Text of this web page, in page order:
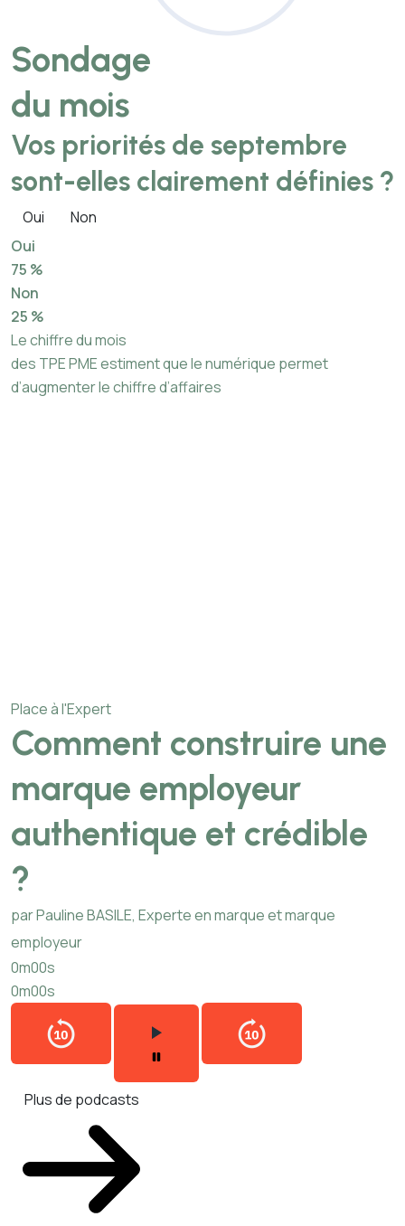
Sondage
du mois
Vos priorités de septembre
sont-elles clairement définies ?
Oui
Non
Oui
75 %
Non
25 %
Le chiffre du mois
des TPE PME estiment que le numérique permet
d’augmenter le chiffre d’affaires
Place à l'Expert
Comment construire une
marque employeur
authentique et crédible
?
par Pauline BASILE, Experte en marque et marque
employeur
0m00s
0m00s
Plus de podcasts